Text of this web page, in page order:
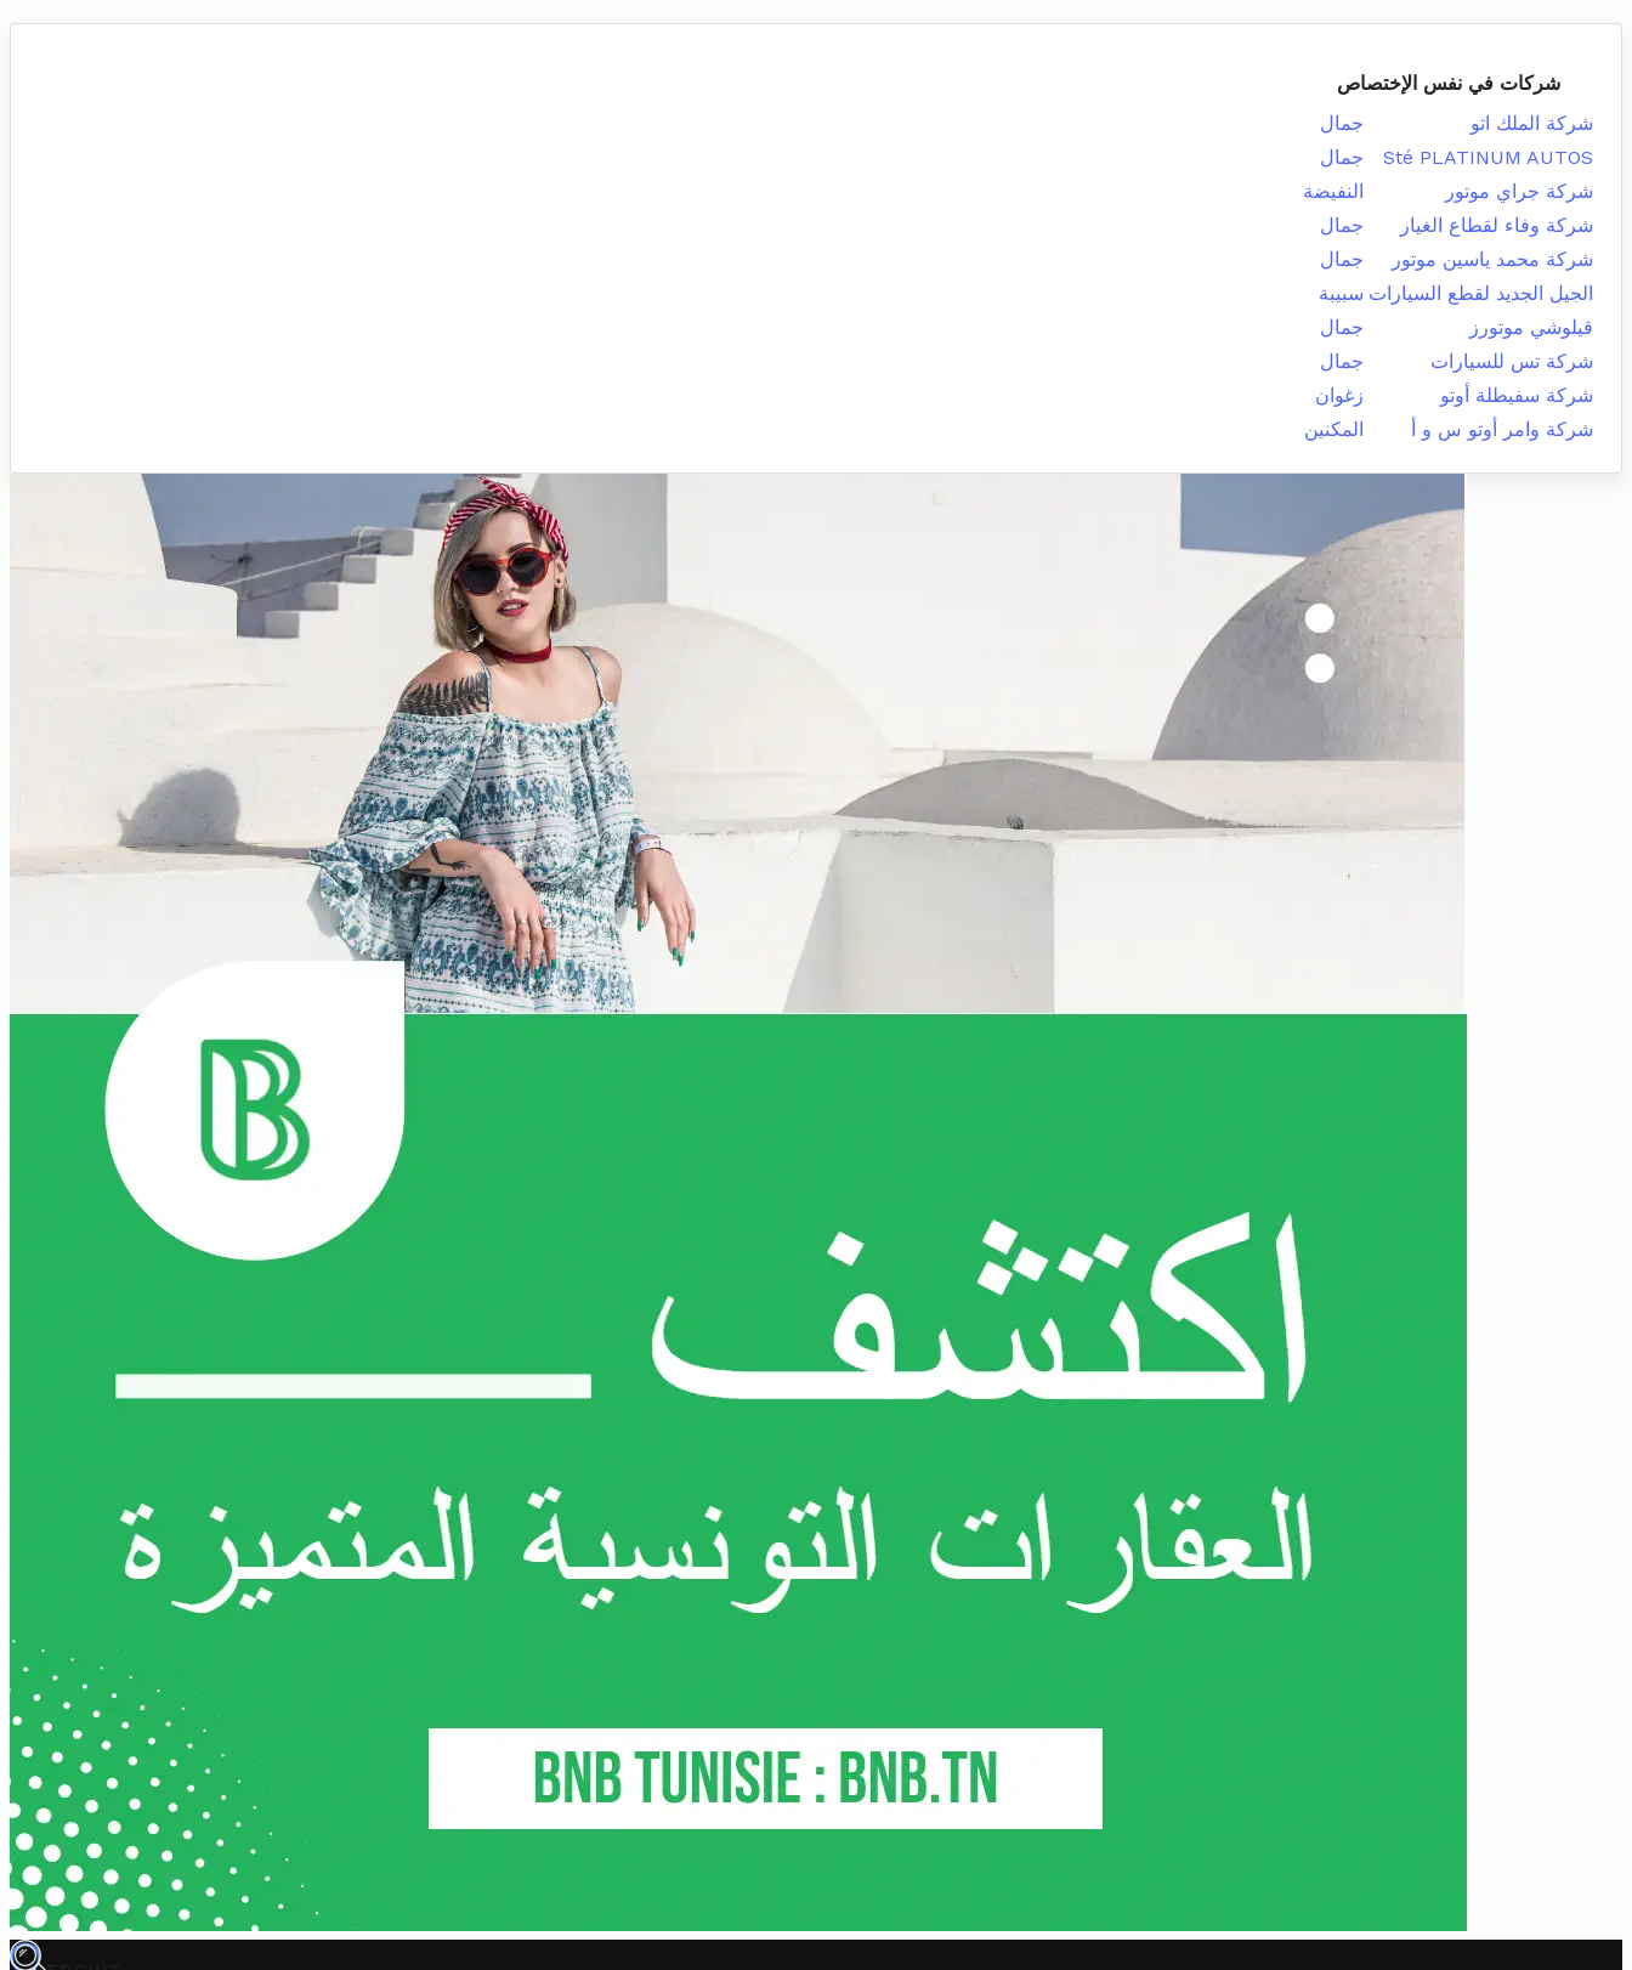
شركات في نفس الإختصاص
شركة الملك اتو
جمال
Sté PLATINUM AUTOS
جمال
شركة جراي موتور
النفيضة
شركة وفاء لقطاع الغيار
جمال
شركة محمد ياسين موتور
جمال
الجيل الجديد لقطع السيارات سبيبة
قيلوشي موتورز
جمال
شركة تس للسيارات
جمال
شركة سفيطلة أوتو
زغوان
شركة وامر أوتو س و أ
المكنين